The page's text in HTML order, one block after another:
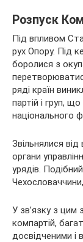
Розпуск
Під впливом
рух Опору. Під
боролися з
ряді країн
партій і груп,
національного
Звільнялися від
органи
урядів.
Чехословаччини,
У зв’язку з цим
компартій,
досвідченими і